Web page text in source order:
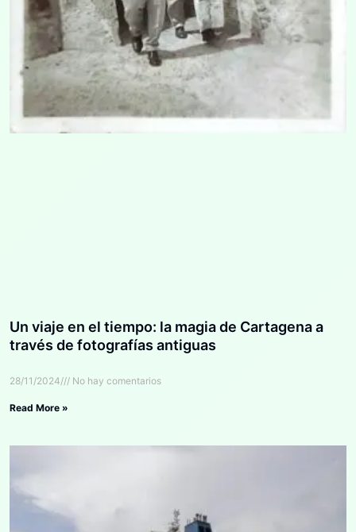
Un viaje en el tiempo: la magia de Cartagena a
través de fotografías antiguas
28/11/2024 No hay comentarios
Read More »